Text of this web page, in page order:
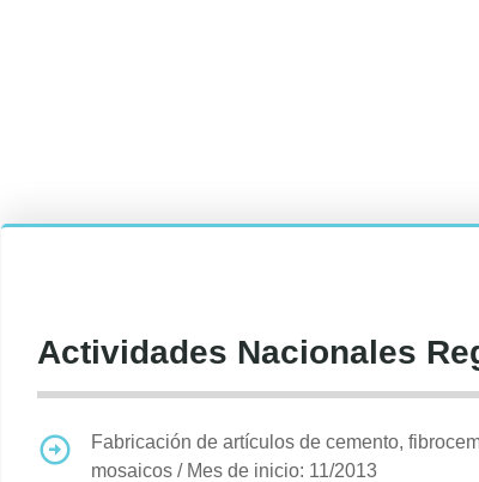
Actividades Nacionales
Fabricación de artículos de cemento,
mosaicos / Mes de inicio: 11/2013